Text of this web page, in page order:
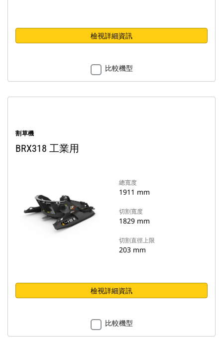
檢視詳細資訊
比較機型
割草機
BRX318 工業用
總寬度
1911 mm
切割寬度
1829 mm
切割直徑上限
203 mm
檢視詳細資訊
比較機型